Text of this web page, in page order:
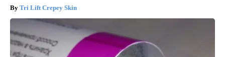
Tri Lift Crepey Skin